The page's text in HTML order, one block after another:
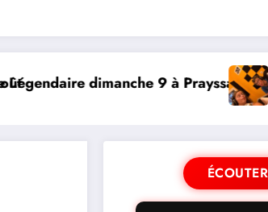
Expérience RADIO, Thibault et Lou-